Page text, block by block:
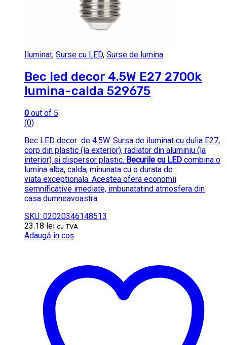
Iluminat, Surse cu LED, Surse de lumina
Bec led decor 4.5W E27 2700k
lumina-calda 529675
0 out of 5
(0)
Bec LED decor de 4.5W. Sursa de iluminat cu dulia E27,
corp din plastic (la exterior), radiator din aluminiu (la
interior) si dispersor plastic. Becurile cu LED combina o
lumina alba, calda, minunata cu o durata de
viata exceptionala. Acestea ofera economii
semnificative imediate, imbunatatind atmosfera din
casa dumneavoastra.
SKU: 02020346148513
23.18 lei cu TVA
Adaugă în coș